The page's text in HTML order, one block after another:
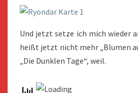
Und jetzt setze ich mich wieder
heißt jetzt nicht mehr „Blumen
„Die Dunklen Tage“, weil.